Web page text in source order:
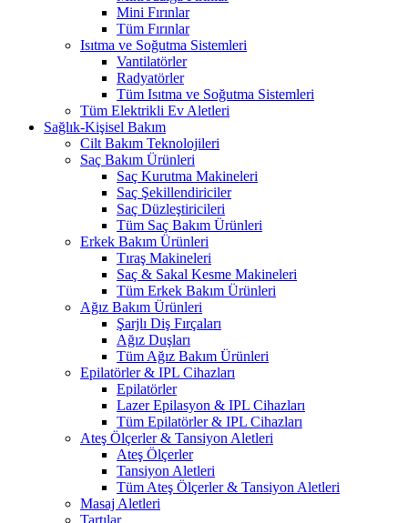
Mini Fırınlar
Tüm Fırınlar
Isıtma ve Soğutma Sistemleri
Vantilatörler
Radyatörler
Tüm Isıtma ve Soğutma Sistemleri
Tüm Elektrikli Ev Aletleri
Sağlık-Kişisel Bakım
Cilt Bakım Teknolojileri
Saç Bakım Ürünleri
Saç Kurutma Makineleri
Saç Şekillendiriciler
Saç Düzleştiricileri
Tüm Saç Bakım Ürünleri
Erkek Bakım Ürünleri
Tıraş Makineleri
Saç & Sakal Kesme Makineleri
Tüm Erkek Bakım Ürünleri
Ağız Bakım Ürünleri
Şarjlı Diş Fırçaları
Ağız Duşları
Tüm Ağız Bakım Ürünleri
Epilatörler & IPL Cihazları
Epilatörler
Lazer Epilasyon & IPL Cihazları
Tüm Epilatörler & IPL Cihazları
Ateş Ölçerler & Tansiyon Aletleri
Ateş Ölçerler
Tansiyon Aletleri
Tüm Ateş Ölçerler & Tansiyon Aletleri
Masaj Aletleri
Tartılar